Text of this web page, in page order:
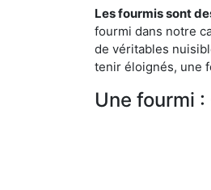
Les fourmis sont
fourmi dans notre
de véritables
tenir éloignés, une
Une fourmi :